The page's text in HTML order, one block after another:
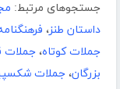
جستجوهای مرتبط:
داستان طنز،
جملات کوتاه، جملات
بزرگان، جملات